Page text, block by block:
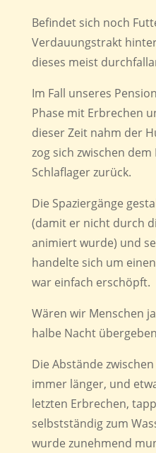
Befindet sich noch
Verdauungstrakt
dieses meist
Im Fall unseres
Phase mit Erbrechen
dieser Zeit nahm der
zog sich zwischen
Schlaflager zurück.
Die Spaziergänge
(damit er nicht durch
animiert wurde) und
handelte sich um
war einfach erschöpft.
Wären wir Menschen
halbe Nacht
Die Abstände
immer länger, und
letzten Erbrechen,
selbstständig zum
wurde zunehmend